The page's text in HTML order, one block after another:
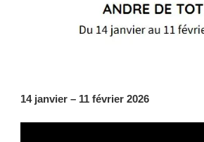
14 janvier – 11 février 2026